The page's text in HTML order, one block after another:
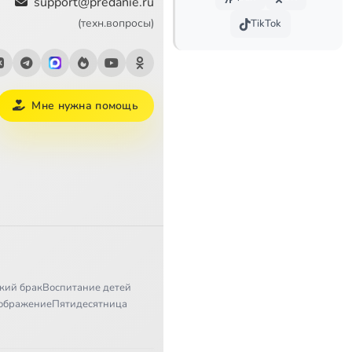
(техн.вопросы)
Мне нужна помощь
бракВоспитание детей
Пятидесятница
TikTok